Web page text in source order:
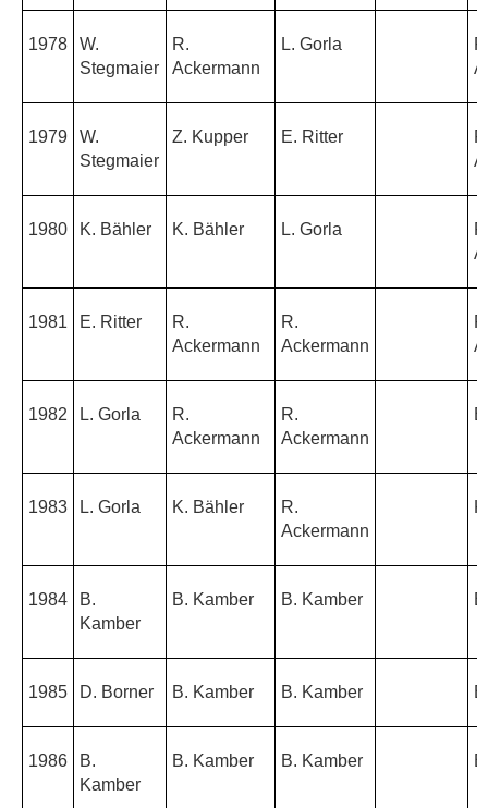
1978
W.
Stegmaier
R.
Ackermann
L. Gorla
1979
W.
Stegmaier
Z. Kupper E. Ritter
1980 K. Bähler K. Bähler L. Gorla
1981 E. Ritter
R.
Ackermann
R.
Ackermann
1982 L. Gorla
R.
Ackermann
R.
Ackermann
1983 L. Gorla K. Bähler
R.
Ackermann
1984
B.
Kamber
B. Kamber B. Kamber
1985 D. Borner B. Kamber B. Kamber
1986
B.
Kamber
B. Kamber B. Kamber